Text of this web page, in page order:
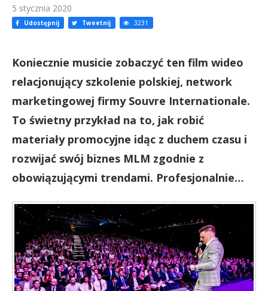
5 stycznia 2020
Udostępnij Tweetnij 3231
Koniecznie musicie zobaczyć ten film wideo
relacjonujący szkolenie polskiej, network
marketingowej firmy Souvre Internationale.
To świetny przykład na to, jak robić
materiały promocyjne idąc z duchem czasu i
rozwijać swój biznes MLM zgodnie z
obowiązującymi trendami. Profesjonalnie…